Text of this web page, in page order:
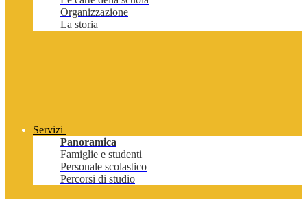
Organizzazione
La storia
Servizi
Panoramica
Famiglie e studenti
Personale scolastico
Percorsi di studio